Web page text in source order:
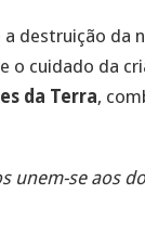
a destruição da
o cuidado da
da Terra,
unem-se aos